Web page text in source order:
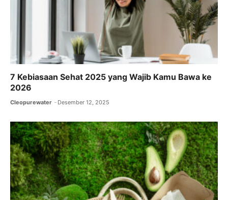
7 Kebiasaan Sehat 2025 yang Wajib Kamu Bawa ke
2026
Cleopurewater Desember 12, 2025